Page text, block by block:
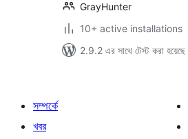
GrayHunter
10+ active installations
2.9.2 এর সাথে টেস্ট করা হয়েছে
সম্পর্কে
খবর